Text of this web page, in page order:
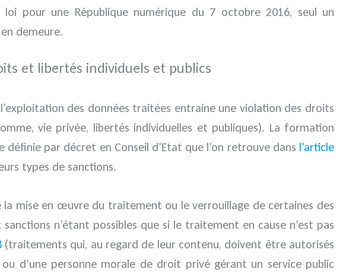
pour une République numérique du 7 octobre 2016, seul un
demeure.
et libertés individuels et publics
des données traitées entraine une violation des droits
vie privée, libertés individuelles et publiques). La formation
par décret en Conseil d’Etat que l’on retrouve dans l’article
types de sanctions.
mise en œuvre du traitement ou le verrouillage de certaines des
n’étant possibles que si le traitement en cause n’est pas
(traitements qui, au regard de leur contenu, doivent être autorisés
d’une personne morale de droit privé gérant un service public